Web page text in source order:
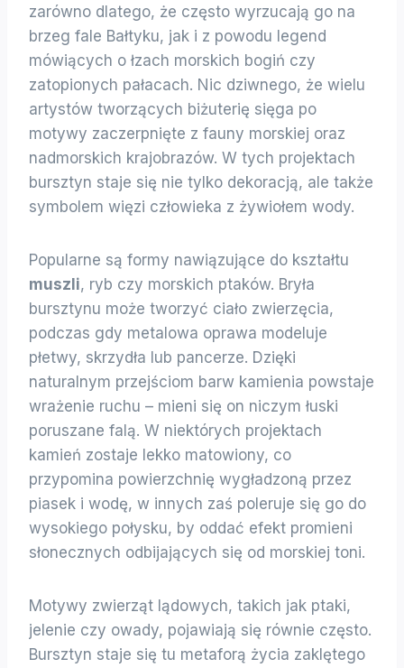
zarówno dlatego, że często wyrzucają go na
brzeg fale Bałtyku, jak i z powodu legend
mówiących o łzach morskich bogiń czy
zatopionych pałacach. Nic dziwnego, że wielu
artystów tworzących biżuterię sięga po
motywy zaczerpnięte z fauny morskiej oraz
nadmorskich krajobrazów. W tych projektach
bursztyn staje się nie tylko dekoracją, ale także
symbolem więzi człowieka z żywiołem wody.
Popularne są formy nawiązujące do kształtu
muszli, ryb czy morskich ptaków. Bryła
bursztynu może tworzyć ciało zwierzęcia,
podczas gdy metalowa oprawa modeluje
płetwy, skrzydła lub pancerze. Dzięki
naturalnym przejściom barw kamienia powstaje
wrażenie ruchu – mieni się on niczym łuski
poruszane falą. W niektórych projektach
kamień zostaje lekko matowiony, co
przypomina powierzchnię wygładzoną przez
piasek i wodę, w innych zaś poleruje się go do
wysokiego połysku, by oddać efekt promieni
słonecznych odbijających się od morskiej toni.
Motywy zwierząt lądowych, takich jak ptaki,
jelenie czy owady, pojawiają się równie często.
Bursztyn staje się tu metaforą życia zaklętego